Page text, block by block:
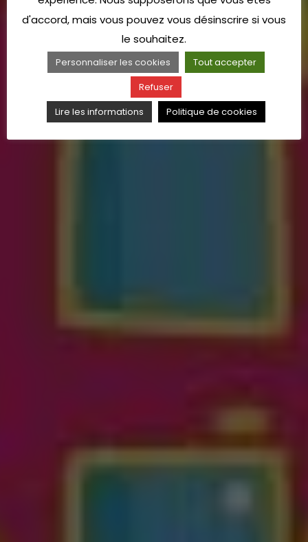
d'accord, mais vous pouvez vous désinscrire si vous
le souhaitez.
Personnaliser les cookies
Tout accepter
Refuser
Lire les informations
Politique de cookies